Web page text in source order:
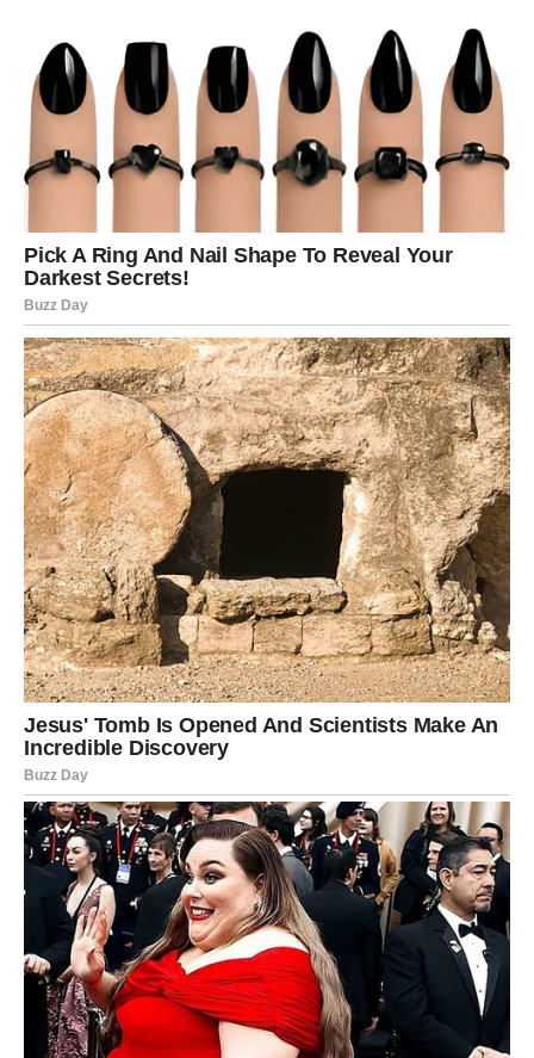
dugo bili sami mogli bi iznenada upoznati osobu koja će
ih osvojiti iskrenošću i pažnjom. To neće biti prolazna
avantura, već odnos koji može promeniti njihov život
zauvek.
Zauzeti Bikovi ulaze u mnogo stabilniji period. Problemi
koji su dugo stvarali tenziju polako nestaju, a partner će
konačno pokazati koliko mu je stalo.
Finansijska situacija takođe počinje da se menja. Mnogi
Bikovi dobijaju priliku za novi posao, dodatnu zaradu ili
iznenadni novac koji dolazi onda kada ga najmanje
očekuju.
Najvažnije od svega jeste osećaj unutrašnjeg mira. Posle
dugo vremena Bik će moći da kaže da je srećan.
I upravo je to najveća pobeda karme.
ŠKORPIJA – SUDBINA IM
DONOSI ČUDO KOJE ĆE PAMTITI
CEO ŽIVOT!
Škorpije su znak koji retko pokazuje koliko pati. Iza
njihove snage često se krije ogromna emotivna borba.
Mnogi pripadnici ovog znaka u poslednje vreme osećali
su se usamljeno, razočarano i iscrpljeno od svega.
Ali od 20. maja počinje njihov period preporoda!
Karma sada ulazi u njihov život sa ogromnom snagom i
donosi im šansu da dobiju ono što su dugo čekali.